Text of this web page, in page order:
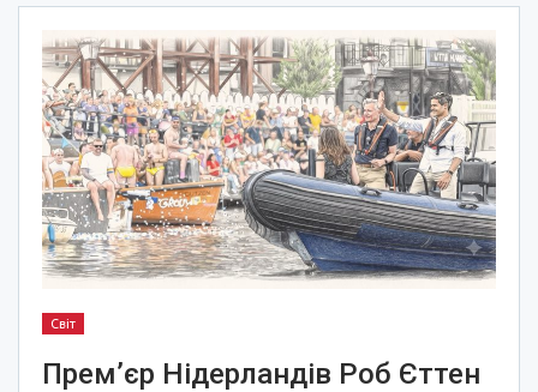
Світ
Прем’єр Нідерландів Роб Єттен